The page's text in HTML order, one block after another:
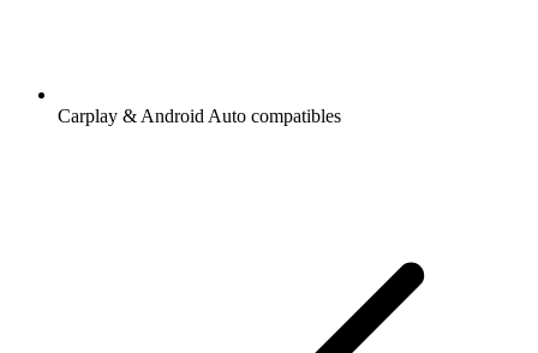
Carplay & Android Auto compatibles